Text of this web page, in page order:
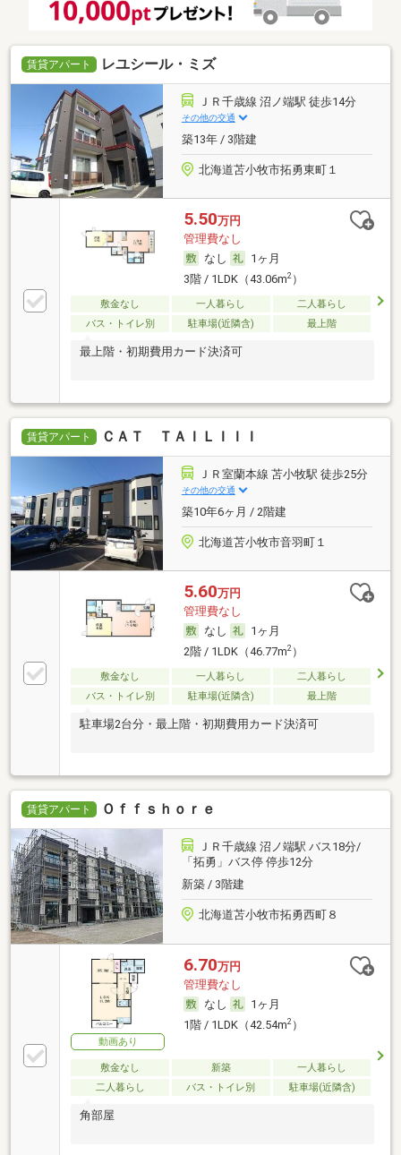
賃貸アパート レユシール・ミズ
ＪＲ千歳線 沼ノ端駅 徒歩14分
その他の交通
築13年 / 3階建
北海道苫小牧市拓勇東町１
5.50万円
管理費なし
なし
1ヶ月
3階 / 1LDK（43.06m2）
敷金なし 一人暮らし
二人暮らし
バス・トイレ別
駐車場(近隣含) 最上階
最上階・初期費用カード決済可
賃貸アパート ＣＡＴ ＴＡＩＬＩＩＩ
ＪＲ室蘭本線 苫小牧駅 徒歩25分
その他の交通
築10年6ヶ月 / 2階建
北海道苫小牧市音羽町１
5.60万円
管理費なし
なし
1ヶ月
2階 / 1LDK（46.77m2）
敷金なし 一人暮らし
二人暮らし
バス・トイレ別
駐車場(近隣含) 最上階
駐車場2台分・最上階・初期費用カード決済可
賃貸アパート Ｏｆｆｓｈｏｒｅ
ＪＲ千歳線 沼ノ端駅 バス18分/
「拓勇」バス停 停歩12分
新築 / 3階建
北海道苫小牧市拓勇西町８
動画あり
6.70万円
管理費なし
なし
1ヶ月
1階 / 1LDK（42.54m2）
敷金なし 新築
一人暮らし
二人暮らし
バス・トイレ別 駐車場(近隣含)
角部屋